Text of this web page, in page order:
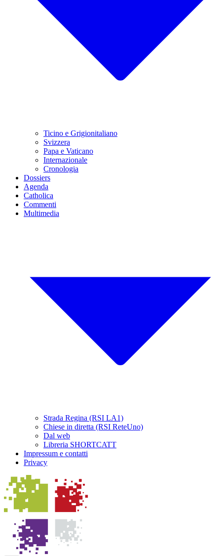
Ticino e Grigionitaliano
Svizzera
Papa e Vaticano
Internazionale
Cronologia
Dossiers
Agenda
Catholica
Commenti
Multimedia
Strada Regina (RSI LA1)
Chiese in diretta (RSI ReteUno)
Dal web
Libreria SHORTCATT
Impressum e contatti
Privacy